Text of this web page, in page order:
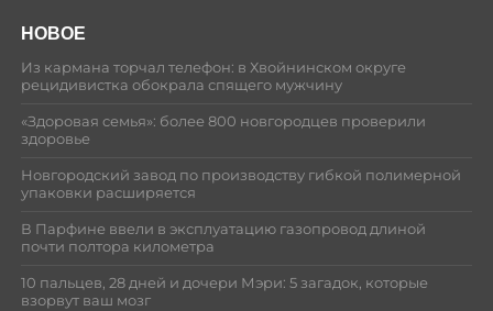
НОВОЕ
Из кармана торчал телефон: в Хвойнинском округе
рецидивистка обокрала спящего мужчину
«Здоровая семья»: более 800 новгородцев проверили
здоровье
Новгородский завод по производству гибкой полимерной
упаковки расширяется
В Парфине ввели в эксплуатацию газопровод длиной
почти полтора километра
10 пальцев, 28 дней и дочери Мэри: 5 загадок, которые
взорвут ваш мозг